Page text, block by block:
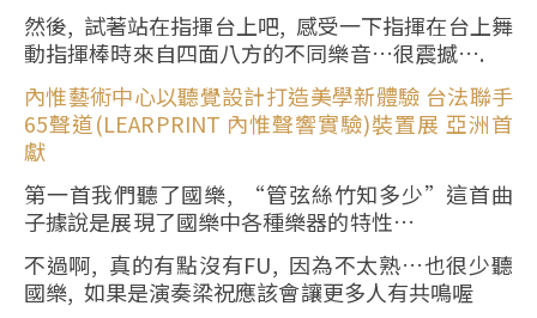
然後, 試著站在指揮台上吧, 感受一下指揮在台上舞
動指揮棒時來自四面八方的不同樂音…很震撼….
內惟藝術中心以聽覺設計打造美學新體驗 ​​​​​​​台法聯手
65聲道(LEARPRINT 內惟聲響實驗)裝置展 亞洲首
獻
第一首我們聽了國樂, “管弦絲竹知多少”這首曲
子據說是展現了國樂中各種樂器的特性…
不過啊, 真的有點沒有FU, 因為不太熟…也很少聽
國樂, 如果是演奏梁祝應該會讓更多人有共鳴喔